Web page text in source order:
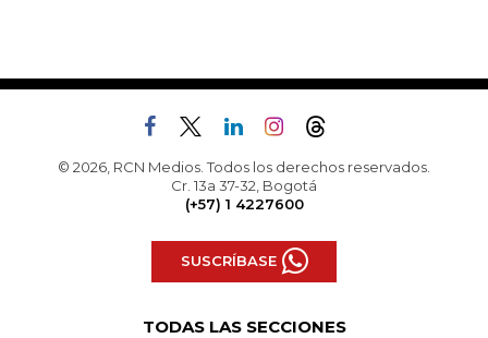
© 2026, RCN Medios. Todos los derechos reservados.
Cr. 13a 37-32, Bogotá
(+57) 1 4227600
SUSCRÍBASE
TODAS LAS SECCIONES